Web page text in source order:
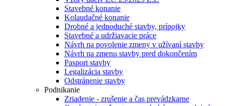
Stavebné konanie
Kolaudačné konanie
Drobné a jednoduché stavby, prípojky
Stavebné a udržiavacie práce
Návrh na povolenie zmeny v užívaní stavby
Návrh na zmenu stavby pred dokončením
Pasport stavby
Legalizácia stavby
Odstránenie stavby
Podnikanie
Zriadenie - zrušenie a čas prevádzkarne